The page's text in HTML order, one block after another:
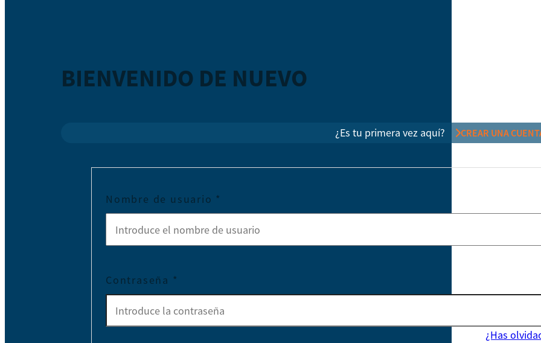
BIENVENIDO DE NUEVO
¿Es tu primera vez aquí? CREAR UNA
Nombre de usuario *
Contraseña *
¿Has